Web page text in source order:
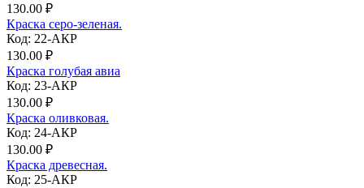
130.00 ₽
Краска серо-зеленая.
Код: 22-АКР
130.00 ₽
Краска голубая авиа
Код: 23-АКР
130.00 ₽
Краска оливковая.
Код: 24-АКР
130.00 ₽
Краска древесная.
Код: 25-АКР